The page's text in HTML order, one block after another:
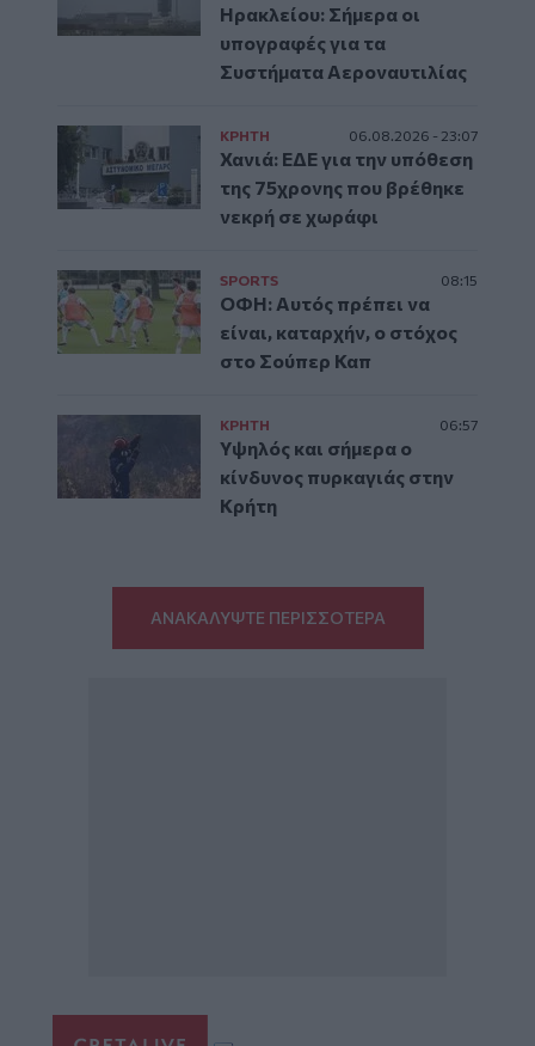
Ηρακλείου: Σήμερα οι
υπογραφές για τα
Συστήματα Αεροναυτιλίας
ΚΡΗΤΗ 06.08.2026 - 23:07
Χανιά: ΕΔΕ για την υπόθεση
της 75χρονης που βρέθηκε
νεκρή σε χωράφι
SPORTS 08:15
ΟΦΗ: Αυτός πρέπει να
είναι, καταρχήν, ο στόχος
στο Σούπερ Καπ
ΚΡΗΤΗ 06:57
Υψηλός και σήμερα ο
κίνδυνος πυρκαγιάς στην
Κρήτη
ΑΝΑΚΑΛΥΨΤΕ ΠΕΡΙΣΣΟΤΕΡΑ